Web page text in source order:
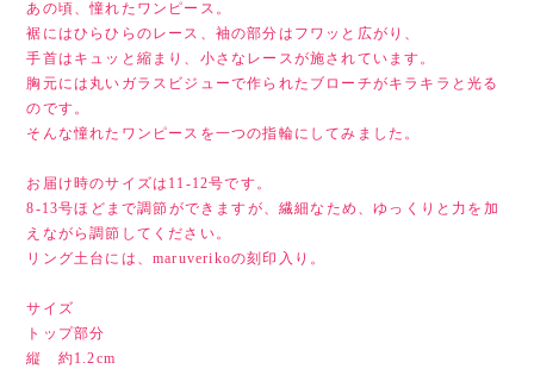
あの頃、憧れたワンピース。
裾にはひらひらのレース、袖の部分はフワッと広がり、
手首はキュッと縮まり、小さなレースが施されています。
胸元には丸いガラスビジューで作られたブローチがキラキラと光る
のです。
そんな憧れたワンピースを一つの指輪にしてみました。
お届け時のサイズは11-12号です。
8-13号ほどまで調節ができますが、繊細なため、ゆっくりと力を加
えながら調節してください。
リング土台には、maruverikoの刻印入り。
サイズ
トップ部分
縦 約1.2cm